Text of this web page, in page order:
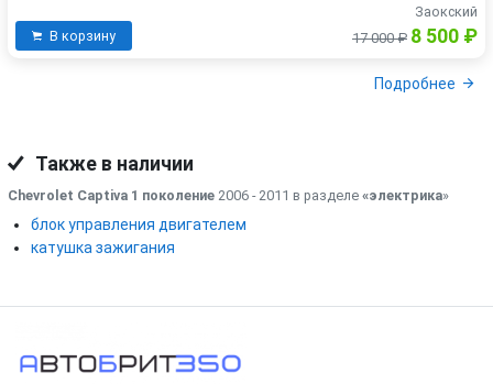
В корзину
Заокский
17 000 ₽ 8 500 ₽
Подробнее
Также в наличии
Chevrolet Captiva 1 поколение 2006 - 2011 в разделе «электрика»
блок управления двигателем
катушка зажигания